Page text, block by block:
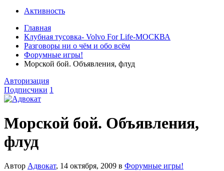
Активность
Главная
Клубная тусовка- Volvo For Life-МОСКВА
Разговоры ни о чём и обо всём
Форумные игры!
Морской бой. Объявления, флуд
Авторизация
Подписчики 1
Морской бой. Объявления,
флуд
Автор Адвокат, 14 октября, 2009 в Форумные игры!